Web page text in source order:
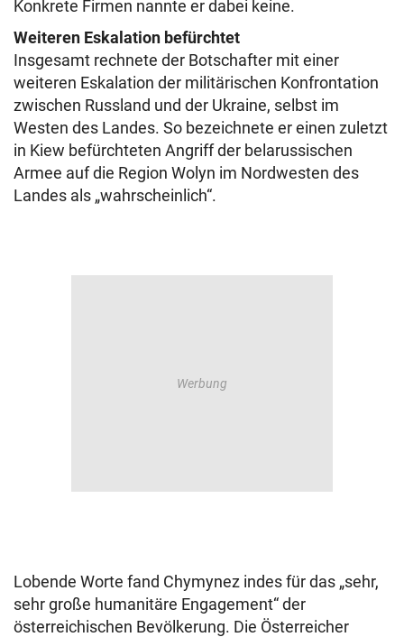
Konkrete Firmen nannte er dabei keine.
Weiteren Eskalation befürchtet
Insgesamt rechnete der Botschafter mit einer
weiteren Eskalation der militärischen Konfrontation
zwischen Russland und der Ukraine, selbst im
Westen des Landes. So bezeichnete er einen zuletzt
in Kiew befürchteten Angriff der belarussischen
Armee auf die Region Wolyn im Nordwesten des
Landes als „wahrscheinlich“.
Lobende Worte fand Chymynez indes für das „sehr,
sehr große humanitäre Engagement“ der
österreichischen Bevölkerung. Die Österreicher